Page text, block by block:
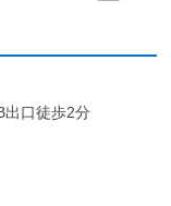
口徒歩2分